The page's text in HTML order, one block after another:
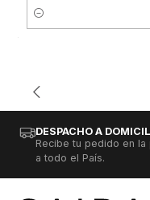
Cantidad
DESPACHO A
Recibe tu pedido en la
a todo el País.